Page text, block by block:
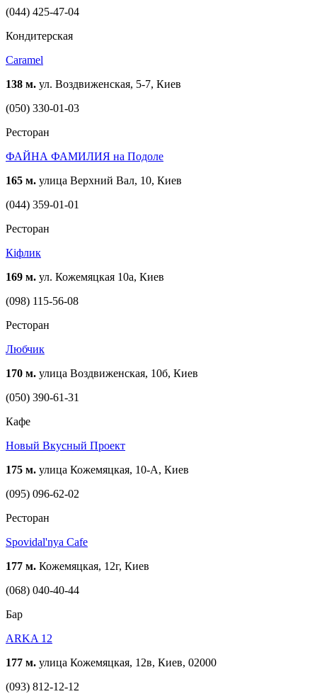
(044) 425-47-04
Кондитерская
Caramel
138 м. ул. Воздвиженская, 5-7, Киев
(050) 330-01-03
Ресторан
ФАЙНА ФАМИЛИЯ на Подоле
165 м. улица Верхний Вал, 10, Киев
(044) 359-01-01
Ресторан
Кіфлик
169 м. ул. Кожемяцкая 10а, Киев
(098) 115-56-08
Ресторан
Любчик
170 м. улица Воздвиженская, 10б, Киев
(050) 390-61-31
Кафе
Новый Вкусный Проект
175 м. улица Кожемяцкая, 10-А, Киев
(095) 096-62-02
Ресторан
Spovidal'nya Cafe
177 м. Кожемяцкая, 12г, Киев
(068) 040-40-44
Бар
АRKA 12
177 м. улица Кожемяцкая, 12в, Киев, 02000
(093) 812-12-12